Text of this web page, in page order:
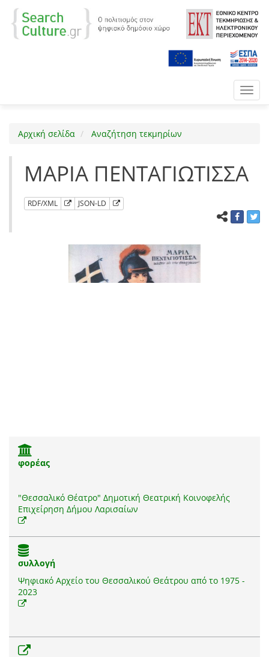
Αρχική σελίδα Αναζήτηση τεκμηρίων
ΜΑΡΙΑ ΠΕΝΤΑΓΙΩΤΙΣΣΑ
RDF/XML JSON-LD
φορέας
"Θεσσαλικό Θέατρο" Δημοτική Θεατρική Κοινοφελής
Επιχείρηση Δήμου Λαρισαίων
συλλογή
Ψηφιακό Αρχείο του Θεσσαλικού Θεάτρου από το 1975 -
2023